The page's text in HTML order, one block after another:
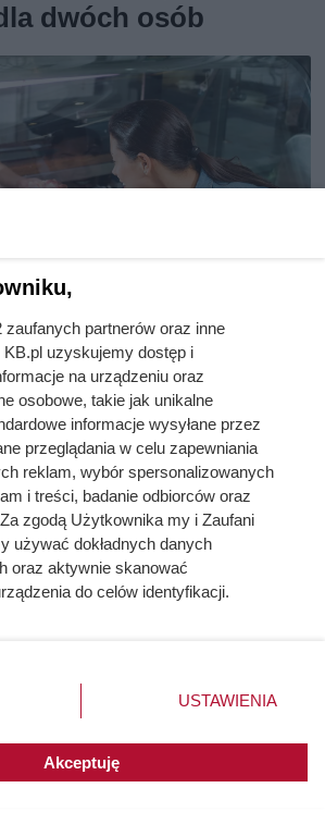
dwóch osób
ujawnili
mięsa z Dino. Klienci
zaufanych partnerów oraz inne
uzyskujemy dostęp i
na urządzeniu oraz
osobowe, takie jak unikalne
informacje wysyłane przez
przeglądania w celu zapewniania
reklam, wybór spersonalizowanych
i treści, badanie odbiorców oraz
zgodą Użytkownika my i Zaufani
używać dokładnych danych
oraz aktywnie skanować
do celów identyfikacji.
przycisk ustawień prywatności
dolnym rogu strony. Niektóre
prawo sprzeciwić się takiemu
będą miały zastosowania do
USTAWIENIA
Akceptuję